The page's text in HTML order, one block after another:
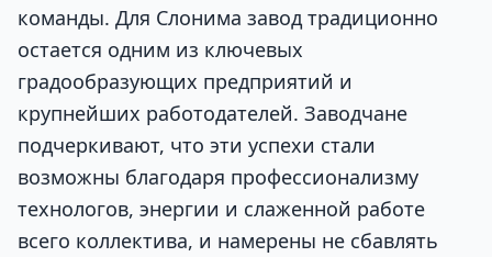
команды. Для Слонима завод традиционно
остается одним из ключевых
градообразующих предприятий и
крупнейших работодателей. Заводчане
подчеркивают, что эти успехи стали
возможны благодаря профессионализму
технологов, энергии и слаженной работе
всего коллектива, и намерены не сбавлять